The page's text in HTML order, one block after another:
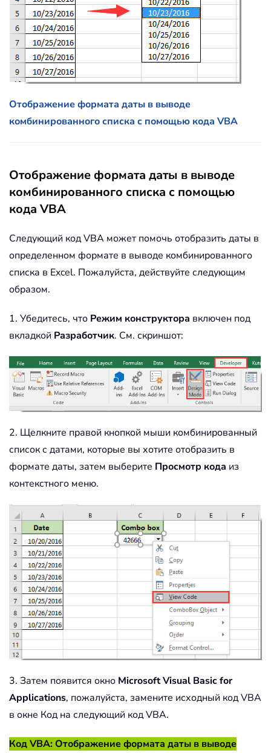
Отображение формата даты в выводе
комбинированного списка с помощью кода VBA
Отображение формата даты в выводе
комбинированного списка с помощью
кода VBA
Следующий код VBA может помочь отобразить даты в
определенном формате в выводе комбинированного
списка в Excel. Пожалуйста, действуйте следующим
образом.
1. Убедитесь, что Режим конструктора включен под
вкладкой Разработчик. См. скриншот:
2. Щелкните правой кнопкой мыши комбинированный
список с датами, которые вы хотите отобразить в
формате даты, затем выберите Просмотр кода из
контекстного меню.
3. Затем появится окно Microsoft Visual Basic for
Applications, пожалуйста, замените исходный код VBA
в окне Код на следующий код VBA.
Код VBA: Отображение формата даты в выводе